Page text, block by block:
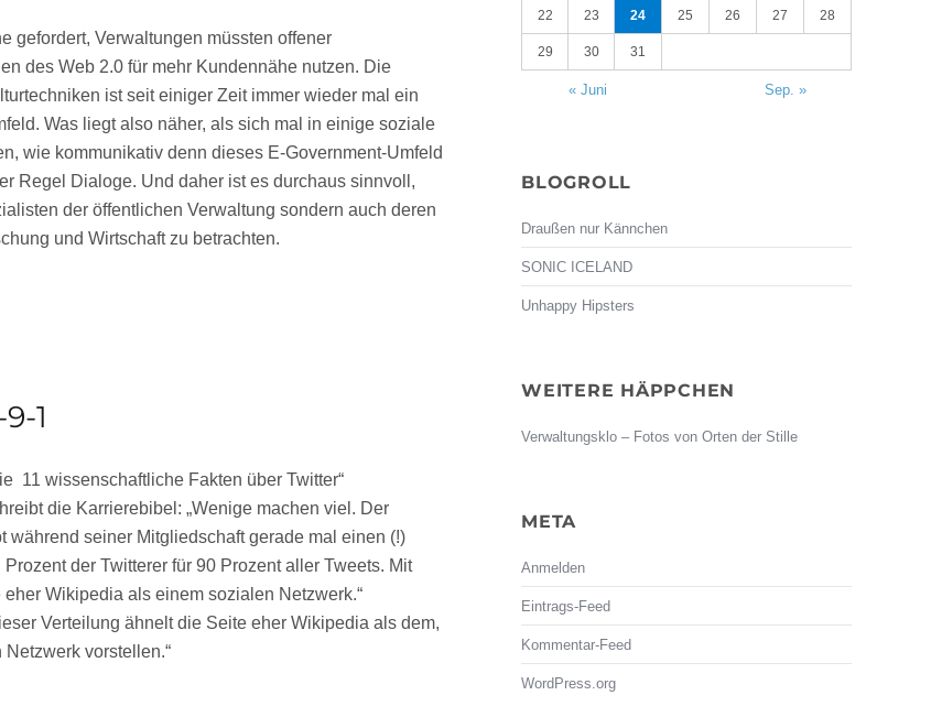
gefordert, Verwaltungen müssten offener
des Web 2.0 für mehr Kundennähe nutzen. Die
ist seit einiger Zeit immer wieder mal ein
Was liegt also näher, als sich mal in einige soziale
wie kommunikativ denn dieses E-Government-Umfeld
Regel Dialoge. Und daher ist es durchaus sinnvoll,
der öffentlichen Verwaltung sondern auch deren
und Wirtschaft zu betrachten.
1
 11 wissenschaftliche Fakten über Twitter“
die Karrierebibel: „Wenige machen viel. Der
während seiner Mitgliedschaft gerade mal einen (!)
der Twitterer für 90 Prozent aller Tweets. Mit
Wikipedia als einem sozialen Netzwerk.“
Verteilung ähnelt die Seite eher Wikipedia als dem,
vorstellen.“
22 23 24 25 26 27 28
29 30 31
« Juni Sep. »
BLOGROLL
Draußen nur Kännchen
SONIC ICELAND
Unhappy Hipsters
WEITERE HÄPPCHEN
Verwaltungsklo – Fotos von Orten der Stille
META
Anmelden
Eintrags-Feed
Kommentar-Feed
WordPress.org